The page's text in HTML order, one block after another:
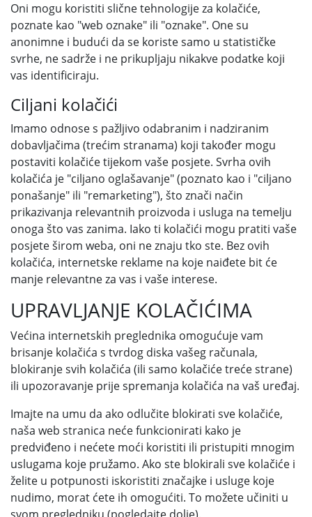
Oni mogu koristiti slične tehnologije za kolačiće,
poznate kao "web oznake" ili "oznake". One su
anonimne i budući da se koriste samo u statističke
svrhe, ne sadrže i ne prikupljaju nikakve podatke koji
vas identificiraju.
Ciljani kolačići
Imamo odnose s pažljivo odabranim i nadziranim
dobavljačima (trećim stranama) koji također mogu
postaviti kolačiće tijekom vaše posjete. Svrha ovih
kolačića je "ciljano oglašavanje" (poznato kao i "ciljano
ponašanje" ili "remarketing"), što znači način
prikazivanja relevantnih proizvoda i usluga na temelju
onoga što vas zanima. Iako ti kolačići mogu pratiti vaše
posjete širom weba, oni ne znaju tko ste. Bez ovih
kolačića, internetske reklame na koje naiđete bit će
manje relevantne za vas i vaše interese.
UPRAVLJANJE KOLAČIĆIMA
Većina internetskih preglednika omogućuje vam
brisanje kolačića s tvrdog diska vašeg računala,
blokiranje svih kolačića (ili samo kolačiće treće strane)
ili upozoravanje prije spremanja kolačića na vaš uređaj.
Imajte na umu da ako odlučite blokirati sve kolačiće,
naša web stranica neće funkcionirati kako je
predviđeno i nećete moći koristiti ili pristupiti mnogim
uslugama koje pružamo. Ako ste blokirali sve kolačiće i
želite u potpunosti iskoristiti značajke i usluge koje
nudimo, morat ćete ih omogućiti. To možete učiniti u